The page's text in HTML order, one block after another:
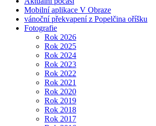
Mobilní aplikace V Obraze
vánoční překvapení z Popelčina oříšku
Fotografie
Rok 2026
Rok 2025
Rok 2024
Rok 2023
Rok 2022
Rok 2021
Rok 2020
Rok 2019
Rok 2018
Rok 2017